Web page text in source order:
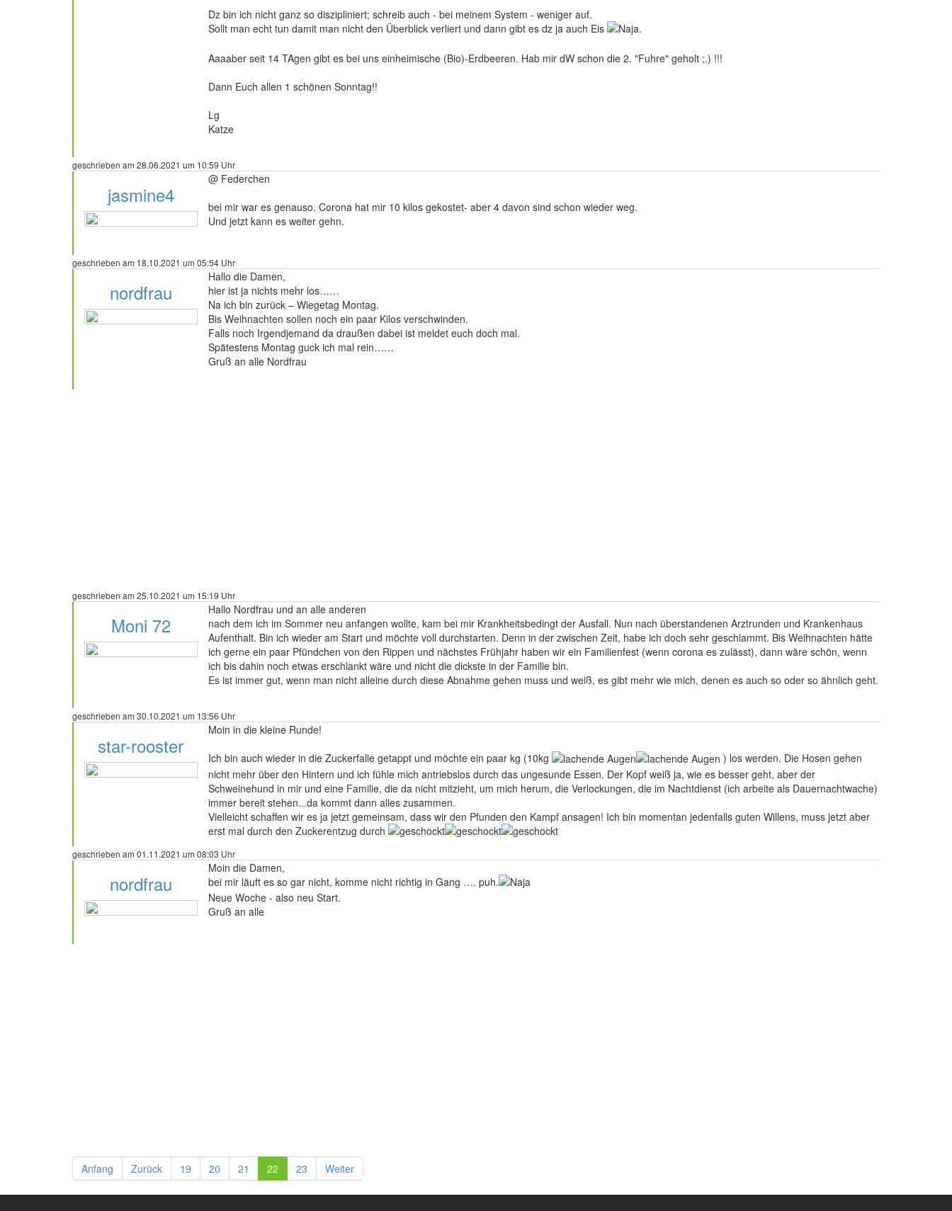
Dz bin ich nicht ganz so diszipliniert; schreib auch - bei meinem System - weniger auf.
Sollt man echt tun damit man nicht den Überblick verliert und dann gibt es dz ja auch Eis
.
Aaaaber seit 14 TAgen gibt es bei uns einheimische (Bio)-Erdbeeren. Hab mir dW schon die 2. "Fuhre" geholt ;.) !!!
Dann Euch allen 1 schönen Sonntag!!
Lg
Katze
geschrieben am 28.06.2021 um 10:59 Uhr
jasmine4
@ Federchen
bei mir war es genauso. Corona hat mir 10 kilos gekostet- aber 4 davon sind schon wieder weg.
Und jetzt kann es weiter gehn.
geschrieben am 18.10.2021 um 05:54 Uhr
nordfrau
Hallo die Damen,
hier ist ja nichts mehr los……
Na ich bin zurück – Wiegetag Montag.
Bis Weihnachten sollen noch ein paar Kilos verschwinden.
Falls noch Irgendjemand da draußen dabei ist meldet euch doch mal.
Spätestens Montag guck ich mal rein……
Gruß an alle Nordfrau
geschrieben am 25.10.2021 um 15:19 Uhr
Moni 72
Hallo Nordfrau und an alle anderen
nach dem ich im Sommer neu anfangen wollte, kam bei mir Krankheitsbedingt der Ausfall. Nun nach überstandenen Arztrunden und Krankenhaus
Aufenthalt. Bin ich wieder am Start und möchte voll durchstarten. Denn in der zwischen Zeit, habe ich doch sehr geschlammt. Bis Weihnachten hätte
ich gerne ein paar Pfündchen von den Rippen und nächstes Frühjahr haben wir ein Familienfest (wenn corona es zulässt), dann wäre schön, wenn
ich bis dahin noch etwas erschlankt wäre und nicht die dickste in der Familie bin.
Es ist immer gut, wenn man nicht alleine durch diese Abnahme gehen muss und weiß, es gibt mehr wie mich, denen es auch so oder so ähnlich geht.
geschrieben am 30.10.2021 um 13:56 Uhr
star-rooster
Moin in die kleine Runde!
Ich bin auch wieder in die Zuckerfalle getappt und möchte ein paar kg (10kg
) los werden. Die Hosen gehen
nicht mehr über den Hintern und ich fühle mich antriebslos durch das ungesunde Essen. Der Kopf weiß ja, wie es besser geht, aber der
Schweinehund in mir und eine Familie, die da nicht mitzieht, um mich herum, die Verlockungen, die im Nachtdienst (ich arbeite als Dauernachtwache)
immer bereit stehen...da kommt dann alles zusammen.
Vielleicht schaffen wir es ja jetzt gemeinsam, dass wir den Pfunden den Kampf ansagen! Ich bin momentan jedenfalls guten Willens, muss jetzt aber
erst mal durch den Zuckerentzug durch
geschrieben am 01.11.2021 um 08:03 Uhr
nordfrau
Moin die Damen,
bei mir läuft es so gar nicht, komme nicht richtig in Gang …. puh.
Neue Woche - also neu Start.
Gruß an alle
Anfang Zurück 19 20 21 22 23 Weiter